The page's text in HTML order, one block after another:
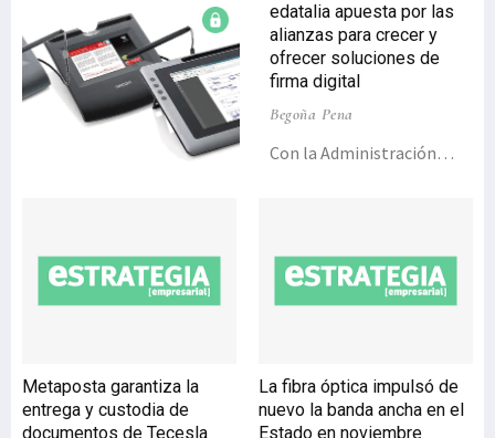
edatalia apuesta por las
alianzas para crecer y
ofrecer soluciones de
firma digital
Begoña Pena
Con la Administración
con las alianzas con
desarrolladores de
aplicaciones que le lleven
de seguir creciendo.La
empresa, especializada en
Metaposta garantiza la
entrega y custodia de
documentos de Tecesla
La fibra óptica impulsó de
nuevo la banda ancha en el
Estado en noviembre